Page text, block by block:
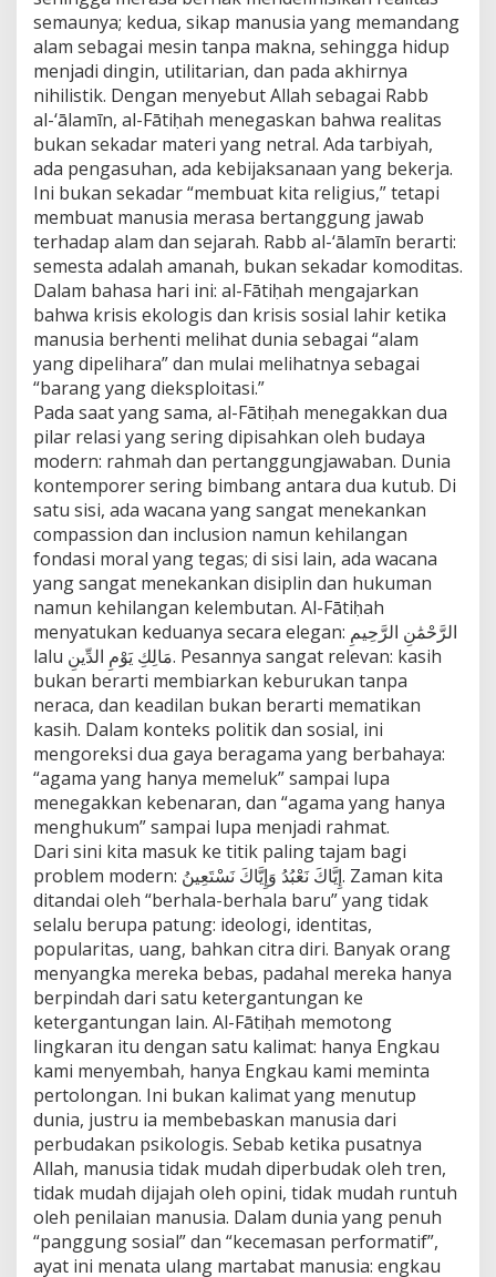
semaunya; kedua, sikap manusia yang memandang
alam sebagai mesin tanpa makna, sehingga hidup
menjadi dingin, utilitarian, dan pada akhirnya
nihilistik. Dengan menyebut Allah sebagai Rabb
al-‘ālamīn, al-Fātiḥah menegaskan bahwa realitas
bukan sekadar materi yang netral. Ada tarbiyah,
ada pengasuhan, ada kebijaksanaan yang bekerja.
Ini bukan sekadar “membuat kita religius,” tetapi
membuat manusia merasa bertanggung jawab
terhadap alam dan sejarah. Rabb al-‘ālamīn berarti:
semesta adalah amanah, bukan sekadar komoditas.
Dalam bahasa hari ini: al-Fātiḥah mengajarkan
bahwa krisis ekologis dan krisis sosial lahir ketika
manusia berhenti melihat dunia sebagai “alam
yang dipelihara” dan mulai melihatnya sebagai
“barang yang dieksploitasi.”
Pada saat yang sama, al-Fātiḥah menegakkan dua
pilar relasi yang sering dipisahkan oleh budaya
modern: rahmah dan pertanggungjawaban. Dunia
kontemporer sering bimbang antara dua kutub. Di
satu sisi, ada wacana yang sangat menekankan
compassion dan inclusion namun kehilangan
fondasi moral yang tegas; di sisi lain, ada wacana
yang sangat menekankan disiplin dan hukuman
namun kehilangan kelembutan. Al-Fātiḥah
menyatukan keduanya secara elegan: الرَّحْمَٰنِ الرَّحِيمِ
lalu مَالِكِ يَوْمِ الدِّينِ. Pesannya sangat relevan: kasih
bukan berarti membiarkan keburukan tanpa
neraca, dan keadilan bukan berarti mematikan
kasih. Dalam konteks politik dan sosial, ini
mengoreksi dua gaya beragama yang berbahaya:
“agama yang hanya memeluk” sampai lupa
menegakkan kebenaran, dan “agama yang hanya
menghukum” sampai lupa menjadi rahmat.
Dari sini kita masuk ke titik paling tajam bagi
problem modern: إِيَّاكَ نَعْبُدُ وَإِيَّاكَ نَسْتَعِينُ. Zaman kita
ditandai oleh “berhala-berhala baru” yang tidak
selalu berupa patung: ideologi, identitas,
popularitas, uang, bahkan citra diri. Banyak orang
menyangka mereka bebas, padahal mereka hanya
berpindah dari satu ketergantungan ke
ketergantungan lain. Al-Fātiḥah memotong
lingkaran itu dengan satu kalimat: hanya Engkau
kami menyembah, hanya Engkau kami meminta
pertolongan. Ini bukan kalimat yang menutup
dunia, justru ia membebaskan manusia dari
perbudakan psikologis. Sebab ketika pusatnya
Allah, manusia tidak mudah diperbudak oleh tren,
tidak mudah dijajah oleh opini, tidak mudah runtuh
oleh penilaian manusia. Dalam dunia yang penuh
“panggung sosial” dan “kecemasan performatif”,
ayat ini menata ulang martabat manusia: engkau